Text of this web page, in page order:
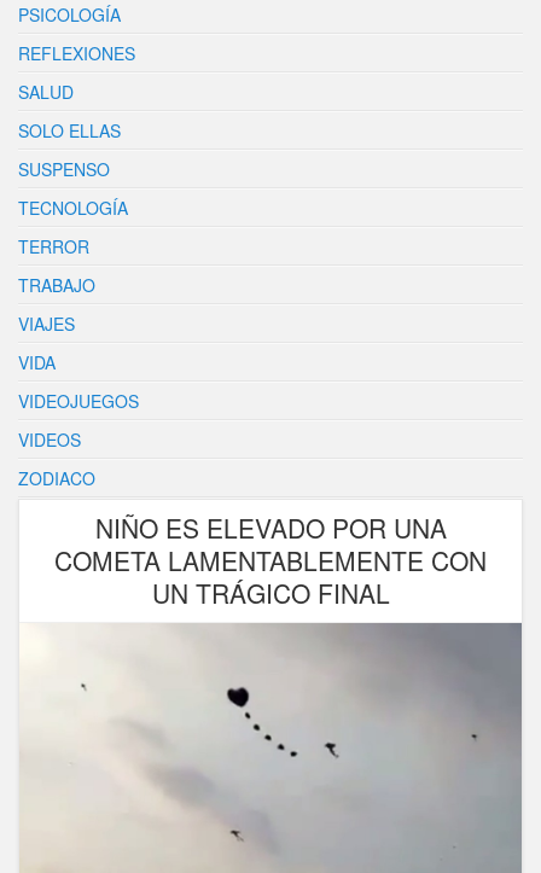
PSICOLOGÍA
REFLEXIONES
SALUD
SOLO ELLAS
SUSPENSO
TECNOLOGÍA
TERROR
TRABAJO
VIAJES
VIDA
VIDEOJUEGOS
VIDEOS
ZODIACO
NIÑO ES ELEVADO POR UNA
COMETA LAMENTABLEMENTE CON
UN TRÁGICO FINAL